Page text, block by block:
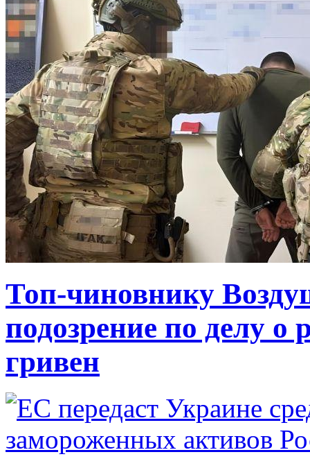
Топ-чиновнику
подозрение по делу о
гривен